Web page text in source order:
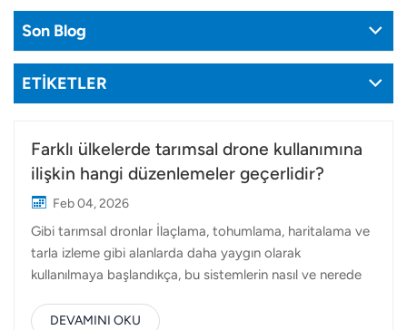
Tiếng Việt
Son Blog
ETİKETLER
Farklı ülkelerde tarımsal drone kullanımına
ilişkin hangi düzenlemeler geçerlidir?
Feb 04, 2026
Gibi tarımsal dronlar İlaçlama, tohumlama, haritalama ve
tarla izleme gibi alanlarda daha yaygın olarak
kullanılmaya başlandıkça, bu sistemlerin nasıl ve nerede
önemli bir rol oynamaktadır. Teknoloji küresel olsa da,
DEVAMINI OKU